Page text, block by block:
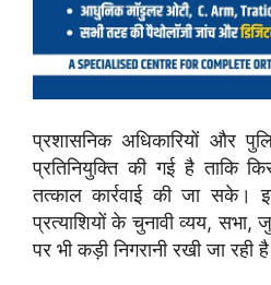
प्रशासनिक अधिकारियों और
प्रतिनियुक्ति की गई है ताकि
तत्काल कार्रवाई की जा सके।
प्रत्याशियों के चुनावी व्यय, सभा,
पर भी कड़ी निगरानी रखी जा रही